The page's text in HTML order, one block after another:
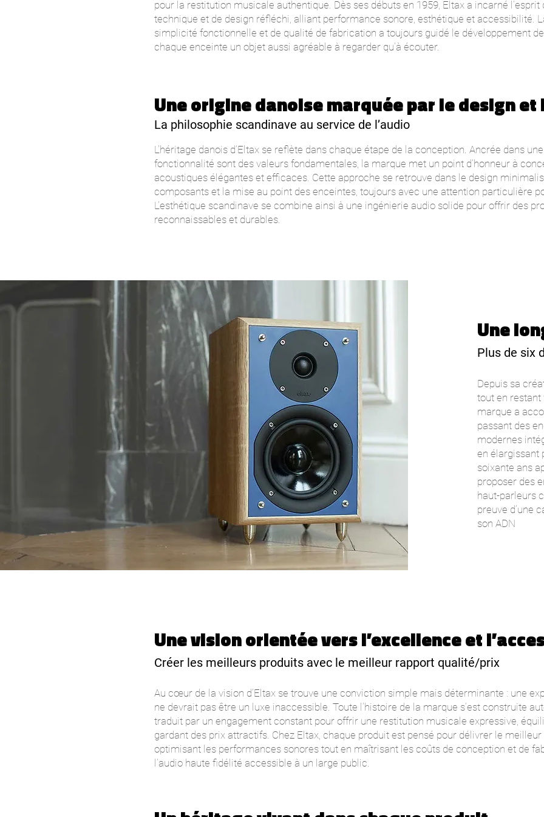
pour la restitution musicale authentique. Dès ses débuts en 1959, Eltax a incarné
technique et de design réfléchi, alliant performance sonore, esthétique et accessibilité.
simplicité fonctionnelle et de qualité de fabrication a toujours guidé le développement
chaque enceinte un objet aussi agréable à regarder qu’à écouter.
Une origine danoise marquée par le design
La philosophie scandinave au service de l’audio
L’héritage danois d’Eltax se reflète dans chaque étape de la conception. Ancrée dans
fonctionnalité sont des valeurs fondamentales, la marque met un point d’honneur à
acoustiques élégantes et efficaces. Cette approche se retrouve dans le design
composants et la mise au point des enceintes, toujours avec une attention particulière
L’esthétique scandinave se combine ainsi à une ingénierie audio solide pour offrir des
reconnaissables et durables.
Une
Plus de six
Depuis sa
tout en restant
marque a
passant des
modernes
en élargissant
soixante ans
proposer des
haut-parleurs
preuve d’une
son ADN
Une vision orientée vers l’excellence et
Créer les meilleurs produits avec le meilleur rapport qualité/prix
Au cœur de la vision d’Eltax se trouve une conviction simple mais déterminante : une
ne devrait pas être un luxe inaccessible. Toute l’histoire de la marque s’est construite
traduit par un engagement constant pour offrir une restitution musicale expressive,
gardant des prix attractifs. Chez Eltax, chaque produit est pensé pour délivrer le
optimisant les performances sonores tout en maîtrisant les coûts de conception et de
l’audio haute fidélité accessible à un large public.